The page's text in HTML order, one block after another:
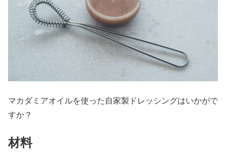
マカダミアオイルを使った自家製ドレッシングはいかがで
すか？
材料